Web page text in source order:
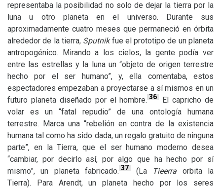
representaba la posibilidad no solo de dejar la tierra por la
luna u otro planeta en el universo. Durante sus
aproximadamente cuatro meses que permaneció en órbita
alrededor de la tierra, Sputnikfue el prototipo de un planeta
antropogénico. Mirando a los cielos, la gente podía ver
entre las estrellas y la luna un “objeto de origen terrestre
hecho por el ser humano”, y, ella comentaba, estos
espectadores empezaban a proyectarse a sí mismos en un
futuro planeta diseñado por el hombre. 36
El capricho de
volar es un “fatal repudio” de una ontología humana
terrestre. Marca una “rebelión en contra de la existencia
humana tal como ha sido dada, un regalo gratuito de ninguna
parte”, en la Tierra, que el ser humano moderno desea
“cambiar, por decirlo así, por algo que ha hecho por sí
mismo”, un planeta fabricado. 37 (La Tieerra orbita la
Tierra). Para Arendt, un planeta hecho por los seres